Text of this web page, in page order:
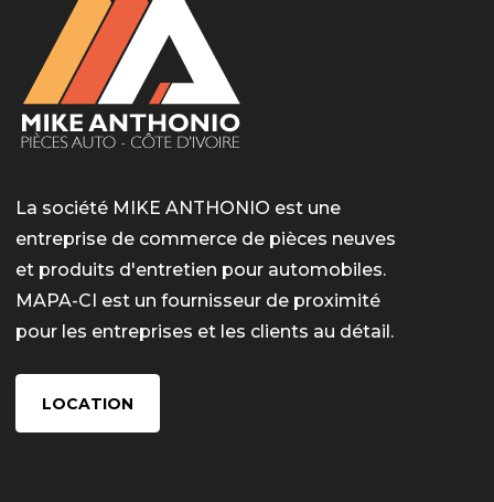
used-panties-es/
La société MIKE ANTHONIO est une
entreprise de commerce de pièces neuves
et produits d'entretien pour automobiles.
MAPA-CI est un fournisseur de proximité
pour les entreprises et les clients au détail.
LOCATION